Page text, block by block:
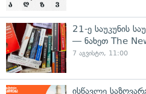
21-ე საუკუნის
— ნახეთ The
7 აგვისტო, 11:00
ისწავლე